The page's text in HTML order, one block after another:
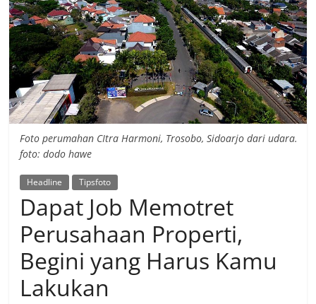
Foto perumahan CItra Harmoni, Trosobo, Sidoarjo dari udara.
foto: dodo hawe
Headline Tipsfoto
Dapat Job Memotret
Perusahaan Properti,
Begini yang Harus Kamu
Lakukan